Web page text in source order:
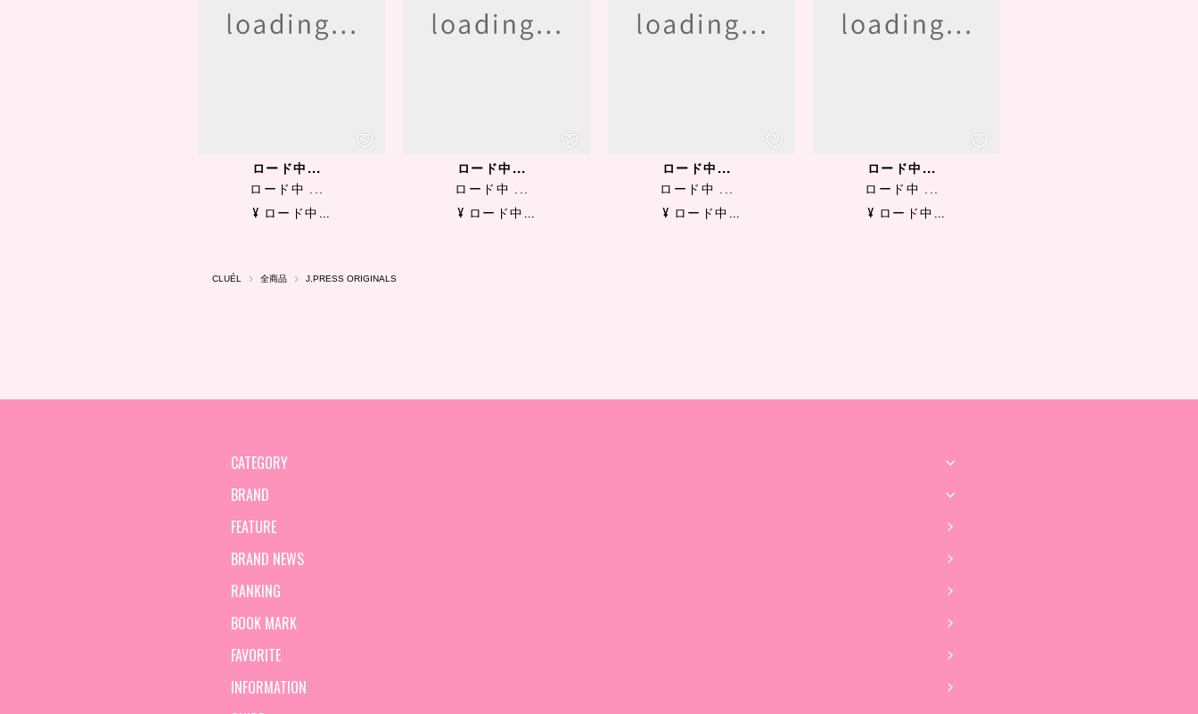
ロード中...
ロード中 ...
¥ ロード中...
ロード中...
ロード中 ...
¥ ロード中...
ロード中...
ロード中 ...
¥ ロード中...
ロード中...
ロード中 ...
¥ ロード中...
CLUÉL 全商品 J.PRESS ORIGINALS
CATEGORY
BRAND
FEATURE
BRAND NEWS
RANKING
BOOK MARK
FAVORITE
INFORMATION